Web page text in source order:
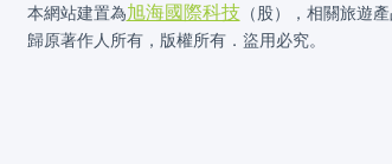
本網站建置為旭海國際科技（股），相關旅遊
歸原著作人所有，版權所有．盜用必究。